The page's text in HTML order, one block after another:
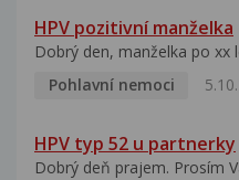
HPV pozitivní manželka
Dobrý den, manželka po xx
Pohlavní nemoci
HPV typ 52 u partnerky
Dobrý deň prajem. Prosím